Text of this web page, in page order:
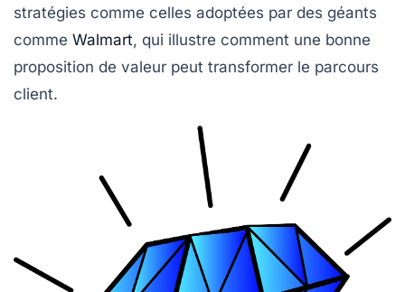
stratégies comme celles adoptées par des géants
comme Walmart, qui illustre comment une bonne
proposition de valeur peut transformer le parcours
client.